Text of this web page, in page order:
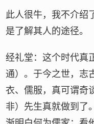
此人很牛，我不介绍
是了解其人的途径。
经礼堂：这个时代真
通）。于今之世，志
衣、儒服，真可谓奇
非）先生真就做到了